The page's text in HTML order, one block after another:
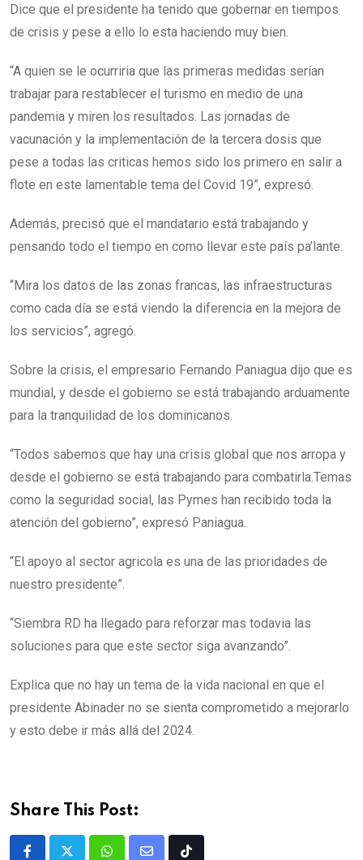
Dice que el presidente ha tenido que gobernar en tiempos
de crisis y pese a ello lo esta haciendo muy bien.
“A quien se le ocurriria que las primeras medidas serían
trabajar para restablecer el turismo en medio de una
pandemia y miren los resultados. Las jornadas de
vacunación y la implementación de la tercera dosis que
pese a todas las criticas hemos sido los primero en salir a
flote en este lamentable tema del Covid 19”, expresó.
Además, precisó que el mandatario está trabajando y
pensando todo el tiempo en como llevar este país pa’lante.
“Mira los datos de las zonas francas, las infraestructuras
como cada día se está viendo la diferencia en la mejora de
los servicios”, agregó.
Sobre la crisis, el empresario Fernando Paniagua dijo que es
mundial, y desde el gobierno se está trabajando arduamente
para la tranquilidad de los dominicanos.
“Todos sabemos que hay una crisis global que nos arropa y
desde el gobierno se está trabajando para combatirla.Temas
como la seguridad social, las Pymes han recibido toda la
atención del gobierno”, expresó Paniagua.
“El apoyo al sector agricola es una de las prioridades de
nuestro presidente”.
“Siembra RD ha llegado para reforzar mas todavia las
soluciones para que este sector siga avanzando”.
Explica que no hay un tema de la vida nacional en que el
presidente Abinader no se sienta comprometido a mejorarlo
y esto debe ir más allá del 2024.
Share This Post: